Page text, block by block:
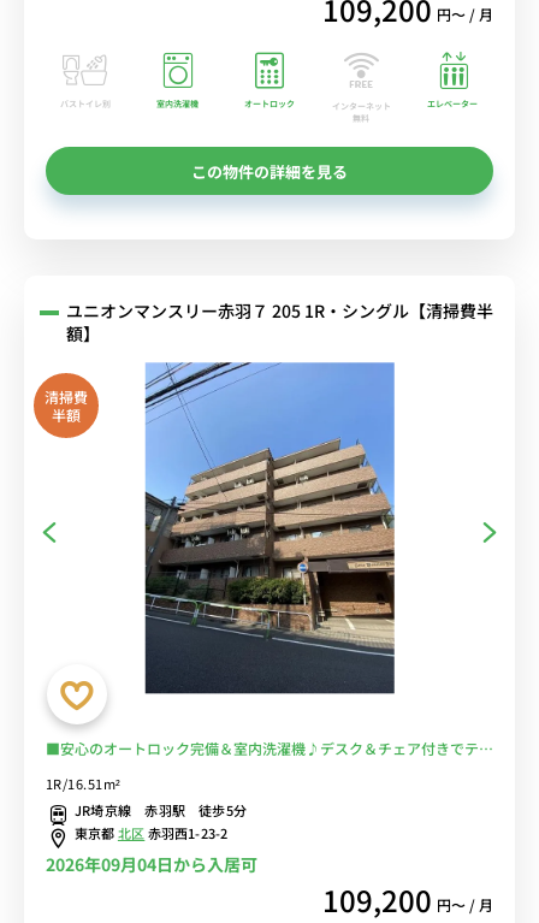
109,200 円〜 / 月
バストイレ別 室内洗濯機 オートロック
インターネット
無料
エレベーター
この物件の詳細を見る
ユニオンマンスリー赤羽７ 205 1R・シングル【清掃費半
額】
清掃費
半額
■安心のオートロック完備＆室内洗濯機♪デスク＆チェア付きでテレ
ワークにもおすすめ♪２ドア冷蔵庫でたっぷり収納♪■JR線「赤羽
駅」徒歩5分/東京・秋葉原・大宮まで乗換なしでアクセス可能/コン
ビニ至近＆スーパー徒歩２分■選べるWi-Fi格安レンタル中！
1R/16.51m²
JR埼京線 赤羽駅 徒歩5分
東京都北区赤羽西1-23-2
2026年09月04日から入居可
109,200 円〜 / 月